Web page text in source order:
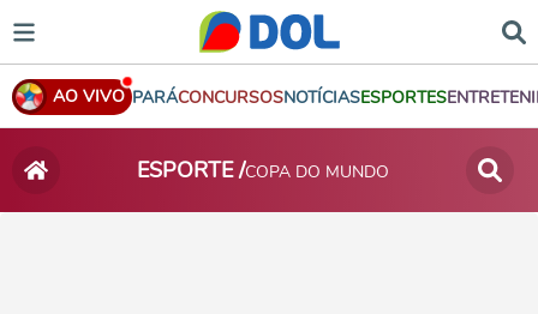
AO VIVO PARÁCONCURSOSNOTÍCIASESPORTES
ESPORTE /COPA DO MUNDO